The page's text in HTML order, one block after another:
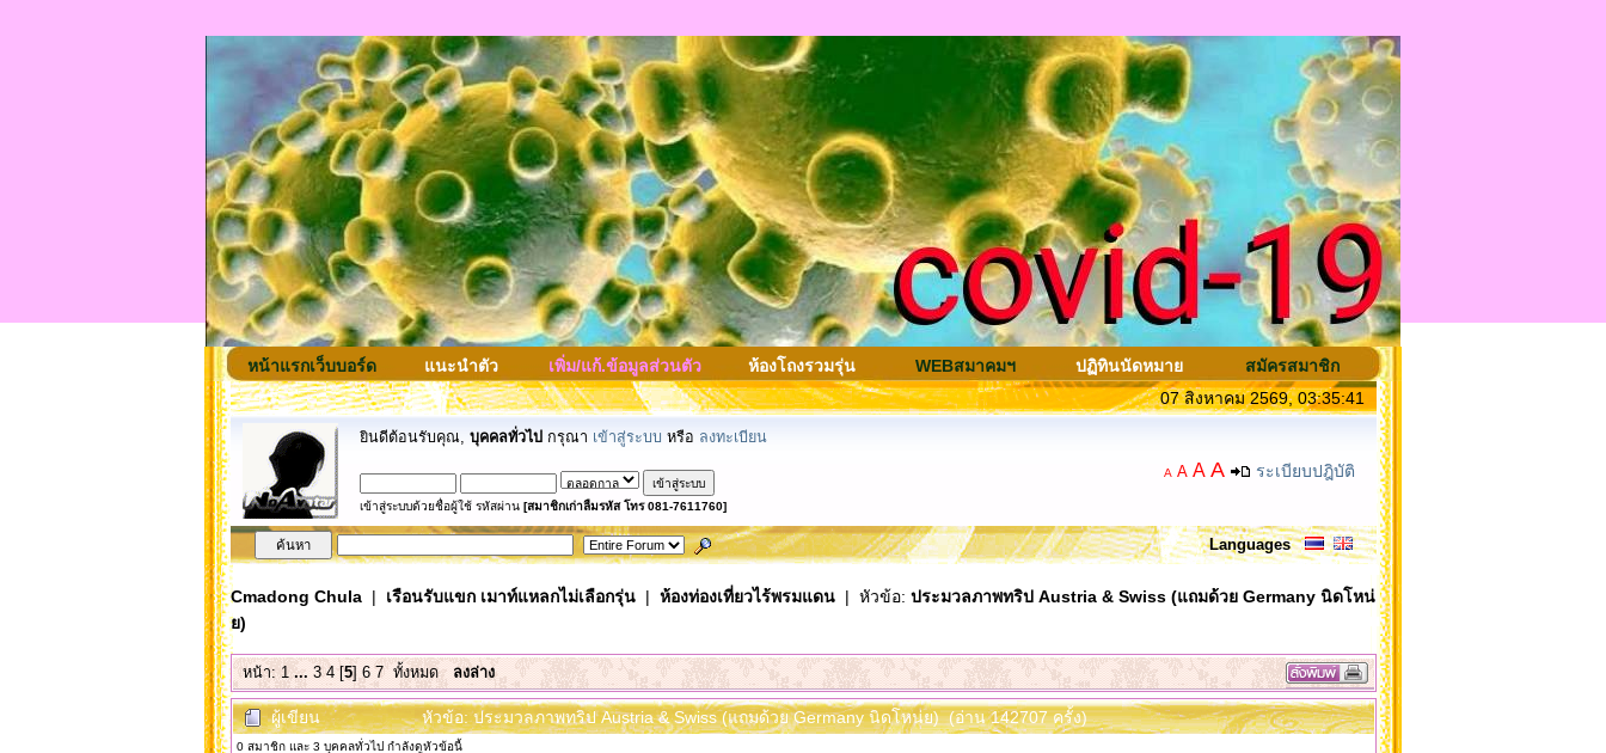
หน้าแรกเว็บบอร์ด แนะนำตัว เพิ่ม/แก้.ข้อมูลส่วนตัว ห้องโถงรวมรุ่น WEBสมาคมฯ ปฏิทินนัดหมาย
สมัครสมาชิก
07 สิงหาคม 2569, 03:35:41
ยินดีต้อนรับคุณ, บุคคลทั่วไป กรุณา เข้าสู่ระบบ หรือ ลงทะเบียน
เข้าสู่ระบบด้วยชื่อผู้ใช้ รหัสผ่าน [สมาชิกเก่าลืมรหัส โทร 081-7611760]
A A A A ระเบียบปฎิบัติ
Languages
Cmadong Chula| เรือนรับแขก เมาท์แหลกไม่เลือกรุ่น| ห้องท่องเที่ยวไร้พรมแดน| หัวข้อ: ประมวลภาพทริป Austria & Swiss (แถมด้วย Germany นิดโหน่
ย)
หน้า:1 ... 3 4[5] 6 7 ทั้งหมด ลงล่าง
ผู้เขียน หัวข้อ: ประมวลภาพทริป Austria & Swiss (แถมด้วย Germany นิดโหน่ย) (อ่าน 142707 ครั้ง)
0 สมาชิก และ 3 บุคคลทั่วไป กำลังดูหัวข้อนี้